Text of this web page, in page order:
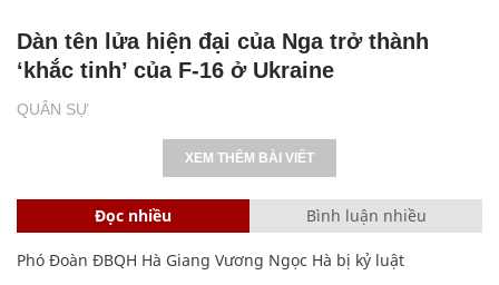
QUÂN SỰ
Dàn tên lửa hiện đại của Nga trở thành
‘khắc tinh’ của F-16 ở Ukraine
XEM THÊM BÀI VIẾT
Đọc nhiều Bình luận nhiều
Phó Đoàn ĐBQH Hà Giang Vương Ngọc Hà bị kỷ luật